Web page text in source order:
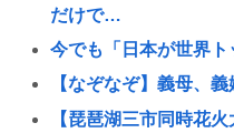
だけで…
今でも「日本が世界
【なぞなぞ】義母、
【琵琶湖三市同時花